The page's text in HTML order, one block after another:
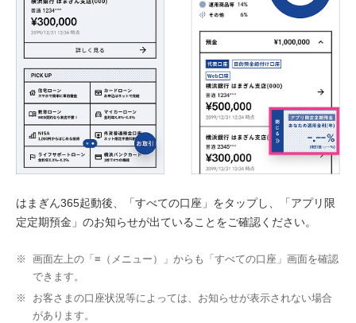
はまぎん365起動後、「すべての口座」をタップし、「アプリ限
定定期預金」のお知らせが出ていることをご確認ください。
※
画面左上の「≡（メニュー）」からも「すべての口座」画面を確認
できます。
※
お客さまの口座状況等によっては、お知らせが表示されない場合
があります。